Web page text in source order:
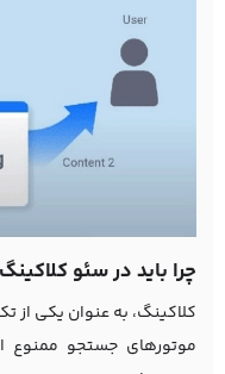
چرا باید در سئو
کلاکینگ، به عنوان یکی
موتورهای جستجو